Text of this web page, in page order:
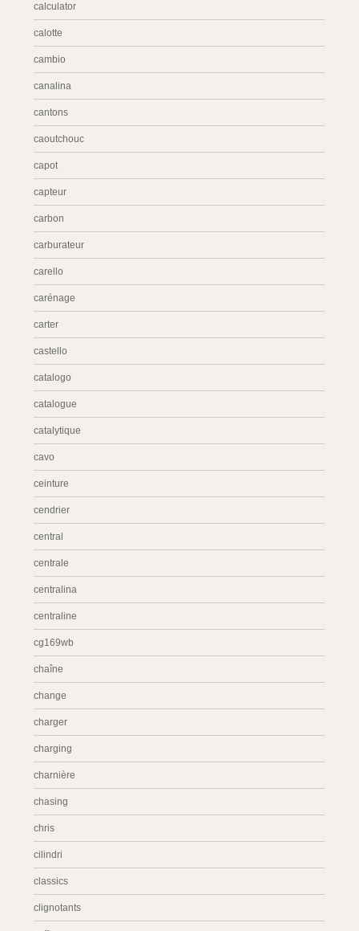
calculator
calotte
cambio
canalina
cantons
caoutchouc
capot
capteur
carbon
carburateur
carello
carénage
carter
castello
catalogo
catalogue
catalytique
cavo
ceinture
cendrier
central
centrale
centralina
centraline
cg169wb
chaîne
change
charger
charging
charnière
chasing
chris
cilindri
classics
clignotants